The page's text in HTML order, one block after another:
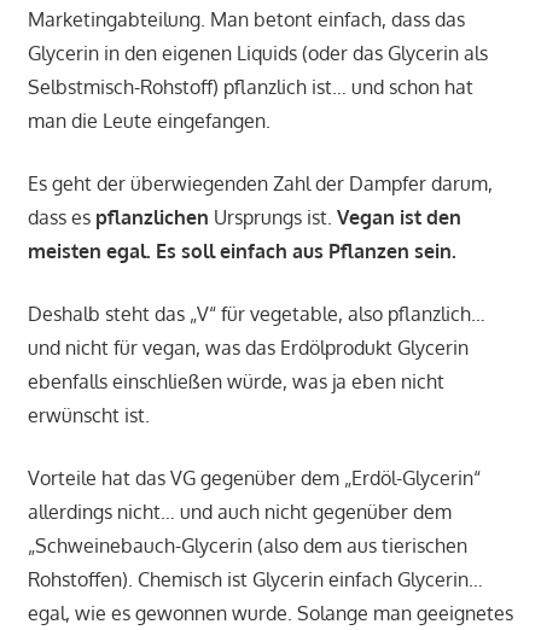
Marketingabteilung. Man betont einfach, dass das
Glycerin in den eigenen Liquids (oder das Glycerin als
Selbstmisch-Rohstoff) pflanzlich ist… und schon hat
man die Leute eingefangen.
Es geht der überwiegenden Zahl der Dampfer darum,
dass es pflanzlichen Ursprungs ist. Vegan ist den
meisten egal. Es soll einfach aus Pflanzen sein.
Deshalb steht das „V“ für vegetable, also pflanzlich…
und nicht für vegan, was das Erdölprodukt Glycerin
ebenfalls einschließen würde, was ja eben nicht
erwünscht ist.
Vorteile hat das VG gegenüber dem „Erdöl-Glycerin“
allerdings nicht… und auch nicht gegenüber dem
„Schweinebauch-Glycerin (also dem aus tierischen
Rohstoffen). Chemisch ist Glycerin einfach Glycerin…
egal, wie es gewonnen wurde. Solange man geeignetes